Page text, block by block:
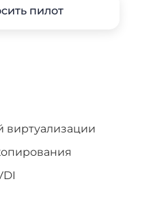
пилот
виртуализации